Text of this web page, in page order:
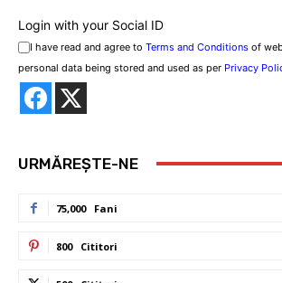
Login with your Social ID
I have read and agree to Terms and Conditions of
personal data being stored and used as per Privacy
URMĂREȘTE-NE
75,000 Fani
800 Cititori